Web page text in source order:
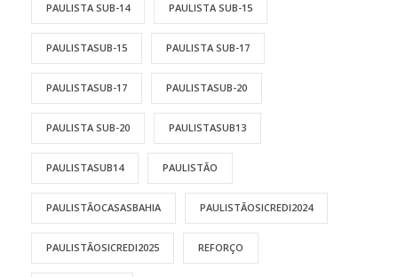
PAULISTA SUB-14 PAULISTA SUB-15
PAULISTASUB-15 PAULISTA SUB-17
PAULISTASUB-17 PAULISTASUB-20
PAULISTA SUB-20 PAULISTASUB13
PAULISTASUB14 PAULISTÃO
PAULISTÃOCASASBAHIA PAULISTÃOSICREDI2024
PAULISTÃOSICREDI2025 REFORÇO